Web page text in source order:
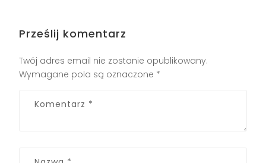
Prześlij komentarz
Twój adres email nie zostanie opublikowany.
Wymagane pola są oznaczone *